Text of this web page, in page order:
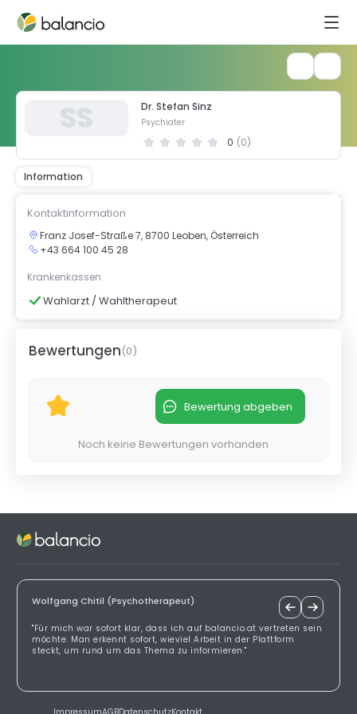
Dr. Stefan Sinz
Psychiater
0 (0)
Information
Kontaktinformation
Franz Josef-Straße 7, 8700 Leoben, Österreich
+43 664 100 45 28
Krankenkassen
Wahlarzt / Wahltherapeut
Bewertungen(0)
Bewertung abgeben
Noch keine Bewertungen vorhanden
Wolfgang Chitil (Psychotherapeut)
"Für mich war sofort klar, dass ich auf balancio.at vertreten sein
möchte. Man erkennt sofort, wieviel Arbeit in der Plattform
steckt, um rund um das Thema zu informieren."